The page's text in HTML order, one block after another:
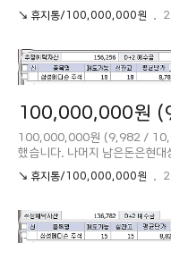
쇄 문제로 현대상선 주가는 큰
지 않지만채권이 만기까지 가
↘ 휴지통/100,000,000원
100,000,000원
100,000,000원 (9,982 /
했습니다. 나머지 남은돈은현
↘ 휴지통/100,000,000원